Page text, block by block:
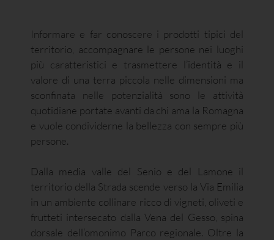
Informare e far conoscere i prodotti tipici del
territorio, accompagnare le persone nei luoghi
più caratteristici e trasmettere l’identità e il
valore di una terra piccola nelle dimensioni ma
sconfinata nelle potenzialità sono le attività
quotidiane portate avanti da chi ama la Romagna
e vuole condividerne la bellezza con sempre più
persone.
Dalla media valle del Senio e del Lamone il
territorio della Strada scende verso la Via Emilia
in un ambiente collinare ricco di vigneti, oliveti e
frutteti intersecato dalla Vena del Gesso, spina
dorsale dell’omonimo Parco regionale. Oltre la